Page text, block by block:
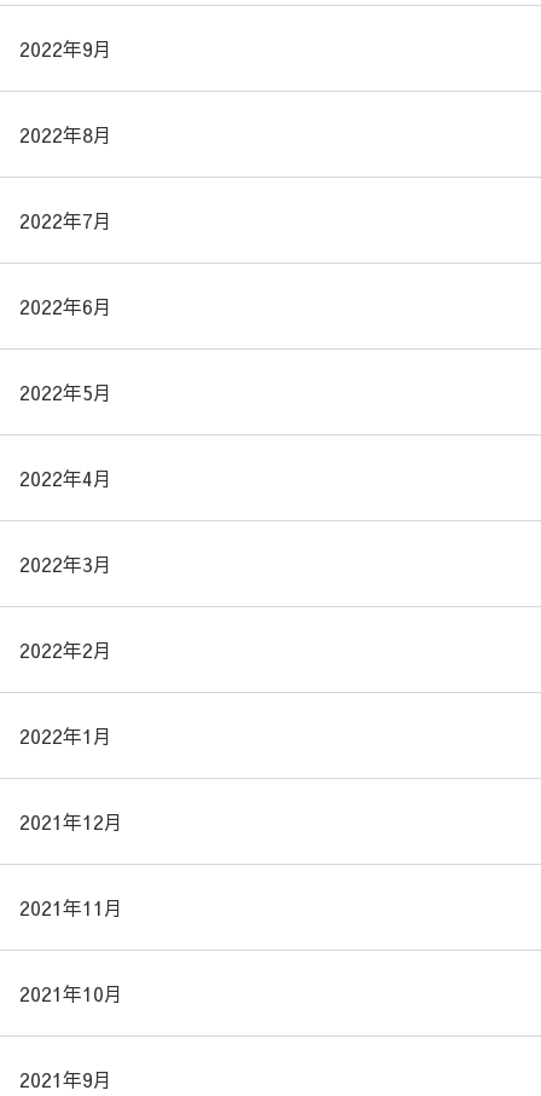
2022年9月
2022年8月
2022年7月
2022年6月
2022年5月
2022年4月
2022年3月
2022年2月
2022年1月
2021年12月
2021年11月
2021年10月
2021年9月